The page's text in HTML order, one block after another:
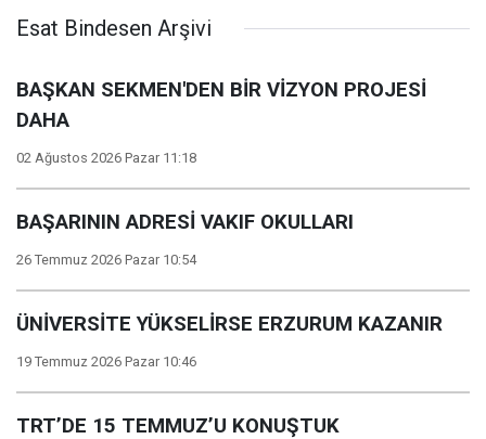
Esat Bindesen Arşivi
BAŞKAN SEKMEN'DEN BİR VİZYON PROJESİ
DAHA
02 Ağustos 2026 Pazar 11:18
BAŞARININ ADRESİ VAKIF OKULLARI
26 Temmuz 2026 Pazar 10:54
ÜNİVERSİTE YÜKSELİRSE ERZURUM KAZANIR
19 Temmuz 2026 Pazar 10:46
TRT’DE 15 TEMMUZ’U KONUŞTUK